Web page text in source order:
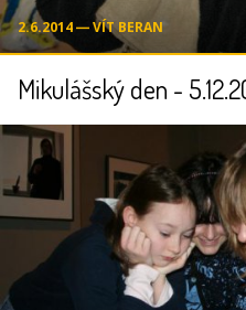
2.6.2014 ― VÍT BERAN
Mikulášský den -